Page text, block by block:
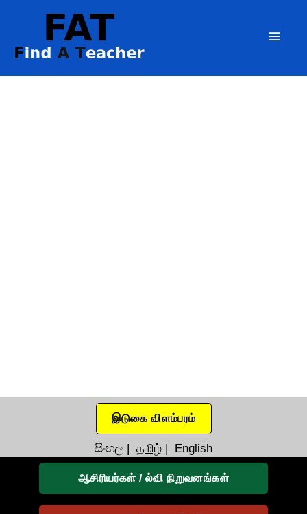
இடுகை விளம்பரம்
සිංහල | தமிழ் | English
ஆசிரியர்கள் / ல்வி நிறுவனங்கள்